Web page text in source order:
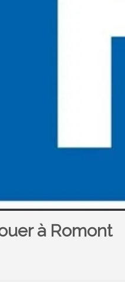
à Romont